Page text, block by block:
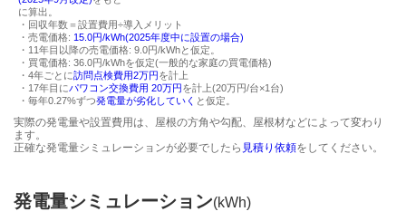
に算出。
・回収年数＝設置費用÷導入メリット
・売電価格: 15.0円/kWh(2025年度中に設置の場合)
・11年目以降の売電価格: 9.0円/kWhと仮定。
・買電価格: 36.0円/kWhを仮定(一般的な家庭の買電価格)
・4年ごとに訪問点検費用2万円を計上
・17年目にパワコン交換費用 20万円を計上(20万円/台×1台)
・毎年0.27%ずつ発電量が劣化していく と仮定。
実際の発電量や設置費用は、屋根の方角や勾配、屋根材などによって変わり
ます。
正確な発電量シミュレーションが必要でしたら 見積り依頼をしてください。
発電量シミュレーション(kWh)